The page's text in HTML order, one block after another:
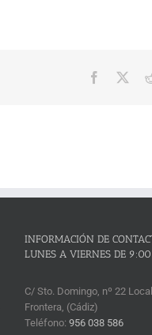
Facebook
INFORMACIÓN DE
LUNES A VIERNES DE
C/ Sto. Domingo, nº 22
Frontera, (Cádiz)
Teléfono:956 038 586